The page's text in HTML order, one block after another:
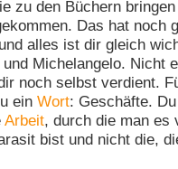
zu den Büchern
Das hat noch
alles ist dir gleich
Michelangelo. Nicht
noch selbst verdient.
ein Wort: Geschäfte.
Arbeit, durch die man es
bist und nicht die,